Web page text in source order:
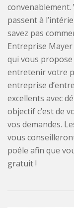
convenablement.
passent à
savez pas
Entreprise Mayer
qui vous
entretenir votre
entreprise
excellents avec
objectif c’est de
vos demandes.
vous
poêle afin que
gratuit !